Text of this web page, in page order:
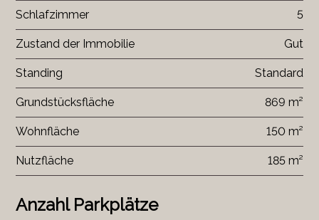
Schlafzimmer 5
Zustand der Immobilie Gut
Standing Standard
Grundstücksfläche 869 m²
Wohnfläche 150 m²
Nutzfläche 185 m²
Anzahl Parkplätze